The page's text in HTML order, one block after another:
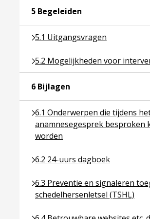
5 Begeleiden Ga naar pagina
5.1 Uitgangsvragen
Ga naar pagina over 5.1
5.2 Mogelijkheden voor
Ga naar pagina over 5.2
6 Bijlagen
6.1 Onderwerpen die tijdens
anamnesegesprek besproken
worden
Ga naar pagina over 6.1
6.2 24-uurs dagboek
Ga naar pagina over 6.2 24-uurs
6.3 Preventie en signaleren
schedelhersenletsel (TSHL)
Ga naar pagina over 6.3